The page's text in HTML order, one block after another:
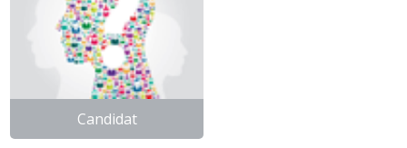
Candidat